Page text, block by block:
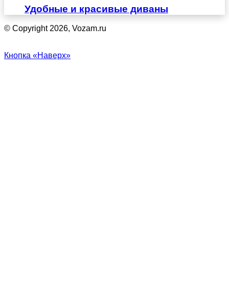
Удобные и красивые диваны
© Copyright 2026, Vozam.ru
Кнопка «Наверх»